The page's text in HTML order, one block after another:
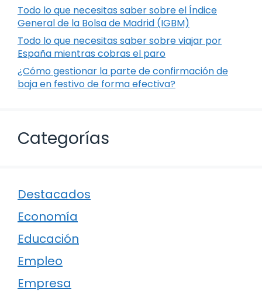
Todo lo que necesitas saber sobre el Índice
General de la Bolsa de Madrid (IGBM)
Todo lo que necesitas saber sobre viajar por
España mientras cobras el paro
¿Cómo gestionar la parte de confirmación de
baja en festivo de forma efectiva?
Categorías
Destacados
Economía
Educación
Empleo
Empresa